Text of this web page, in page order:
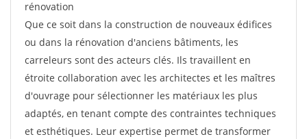
rénovation
Que ce soit dans la construction de nouveaux édifices
ou dans la rénovation d'anciens bâtiments, les
carreleurs sont des acteurs clés. Ils travaillent en
étroite collaboration avec les architectes et les maîtres
d'ouvrage pour sélectionner les matériaux les plus
adaptés, en tenant compte des contraintes techniques
et esthétiques. Leur expertise permet de transformer